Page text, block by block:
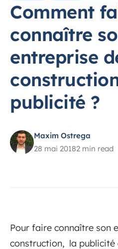
Comment
connaître
entreprise
publicité ?
Maxim Ostrega
28 mai 20182 min read
Pour faire connaître son
construction, la publicité